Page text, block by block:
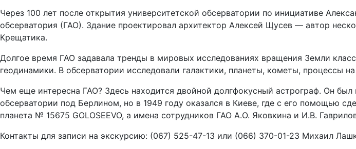
Через 100 лет после открытия университетской обсерватории по инициативе
обсерватория (ГАО). Здание проектировал архитектор Алексей Щусев — автор
Крещатика.
Долгое время ГАО задавала тренды в мировых исследованиях вращения Земли
геодинамики. В обсерватории исследовали галактики, планеты, кометы, процессы
Чем еще интересна ГАО? Здесь находится двойной долгфокусный астрограф. Он
обсерватории под Берлином, но в 1949 году оказался в Киеве, где с его помощью
планета № 15675 GOLOSEEVO, а имена сотрудников ГАО А.О. Яковкина и И.В.
Контакты для записи на экскурсию: (067) 525-47-13 или (066) 370-01-23 Михаил